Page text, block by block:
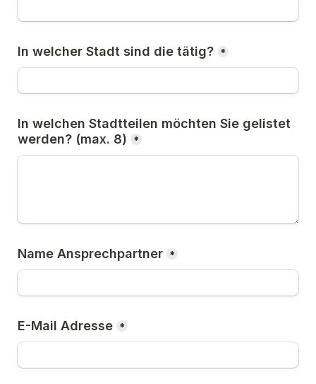
In welcher Stadt sind die tätig? *
In welchen Stadtteilen möchten Sie gelistet
werden? (max. 8)
*
Name Ansprechpartner *
E-Mail Adresse *